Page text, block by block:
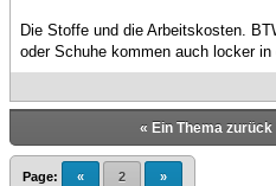
Die Stoffe und die Arbeitskosten.
oder Schuhe kommen auch locker in
« Ein Thema zurück|
Page: « 2 »